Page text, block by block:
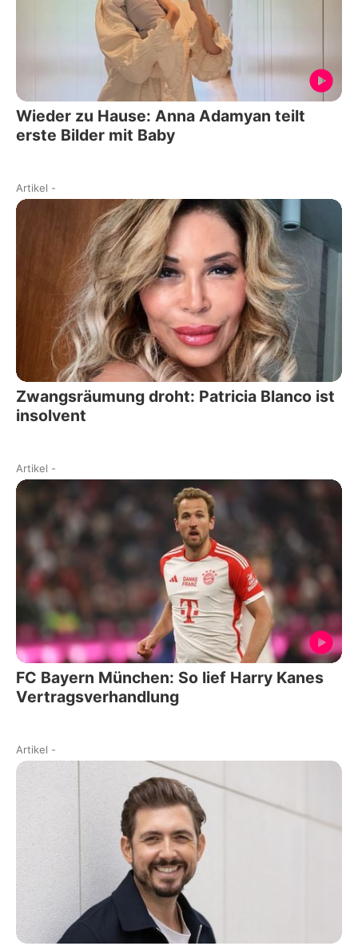
Wieder zu Hause: Anna Adamyan teilt
erste Bilder mit Baby
Artikel -
Zwangsräumung droht: Patricia Blanco ist
insolvent
Artikel -
FC Bayern München: So lief Harry Kanes
Vertragsverhandlung
Artikel -